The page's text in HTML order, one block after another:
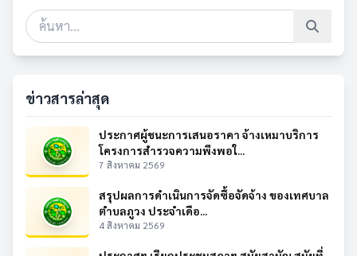
ข่าวสารล่าสุด
ประกาศผู้ชนะการเสนอราคา จ้างเหมาบริการ
โครงการสำรวจความพึงพอใ...
7 สิงหาคม 2569
สรุปผลการดำเนินการจัดซื้อจัดจ้าง ของเทศบาล
ตำบลภูวง ประจำเดือ...
4 สิงหาคม 2569